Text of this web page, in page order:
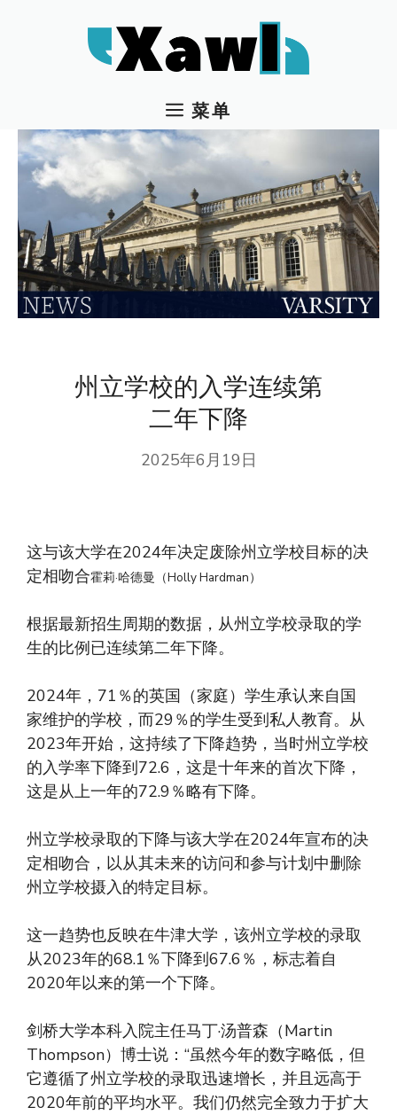
菜单
州立学校的入学连续第
二年下降
2025年6月19日
这与该大学在2024年决定废除州立学校目标的决
定相吻合霍莉·哈德曼（Holly Hardman）
根据最新招生周期的数据，从州立学校录取的学
生的比例已连续第二年下降。
2024年，71％的英国（家庭）学生承认来自国
家维护的学校，而29％的学生受到私人教育。从
2023年开始，这持续了下降趋势，当时州立学校
的入学率下降到72.6，这是十年来的首次下降，
这是从上一年的72.9％略有下降。
州立学校录取的下降与该大学在2024年宣布的决
定相吻合，以从其未来的访问和参与计划中删除
州立学校摄入的特定目标。
这一趋势也反映在牛津大学，该州立学校的录取
从2023年的68.1％下降到67.6％，标志着自
2020年以来的第一个下降。
剑桥大学本科入院主任马丁·汤普森（Martin
Thompson）博士说：“虽然今年的数字略低，但
它遵循了州立学校的录取迅速增长，并且远高于
2020年前的平均水平。我们仍然完全致力于扩大